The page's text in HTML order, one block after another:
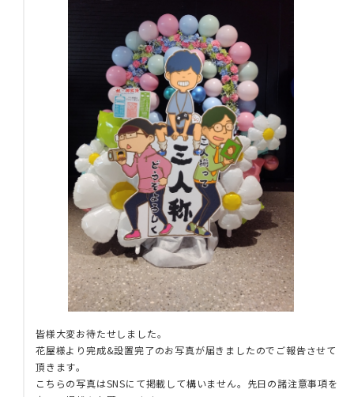
皆様大変お待たせしました。
花屋様より完成&設置完了のお写真が届きましたのでご報告させて
頂きます。
こちらの写真はSNSにて掲載して構いません。先日の諸注意事項を